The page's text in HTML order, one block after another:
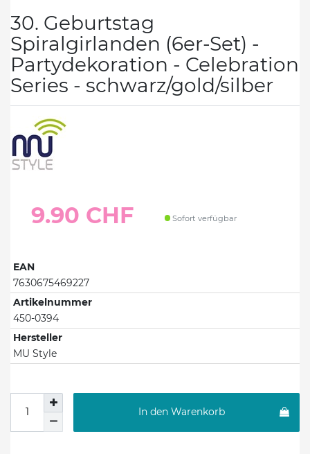
30. Geburtstag
Spiralgirlanden (6er-Set) -
Partydekoration - Celebration
Series - schwarz/gold/silber
9.90 CHF Sofort verfügbar
EAN
7630675469227
Artikelnummer
450-0394
Hersteller
MU Style
In den Warenkorb